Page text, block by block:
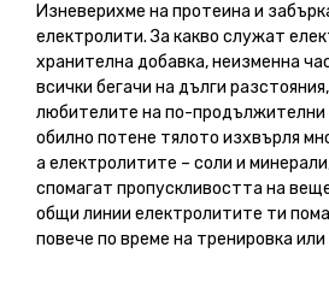
Изневерихме на протеина и
електролити. За какво служат
хранителна добавка, неизменна
всички бегачи на дълги
любителите на по-продължителни
обилно потене тялото изхвърля
а електролитите – соли и
спомагат пропускливостта на
общи линии електролитите ти
повече по време на тренировка